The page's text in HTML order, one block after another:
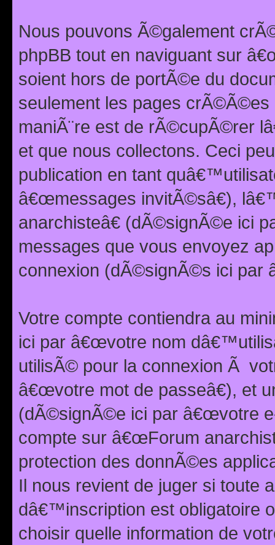
Nous pouvons Ã©galement
phpBB tout en naviguant sur
soient hors de portÃ©e du
seulement les pages
maniÃ¨re est de rÃ©cupÃ©rer
et que nous collectons. Ceci
publication en tant
â€œmessages invitÃ©sâ€),
anarchisteâ€ (dÃ©signÃ©e ici
messages que vous envoyez
connexion (dÃ©signÃ©s ici par
Votre compte contiendra au
ici par â€œvotre nom
utilisÃ© pour la connexion Ã
â€œvotre mot de passeâ€), et
(dÃ©signÃ©e ici par â€œvotre
compte sur â€œForum
protection des donnÃ©es
Il nous revient de juger si toute
dâ€™inscription est obligatoire
choisir quelle information de